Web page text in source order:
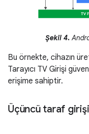
Şekil 4.
Bu örnekte, cihazın
Tarayıcı TV Girişi
erişime sahiptir.
Üçüncü taraf